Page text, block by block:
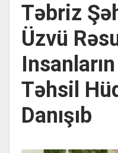
Təbriz
Üzvü
Təhsil
Danışıb